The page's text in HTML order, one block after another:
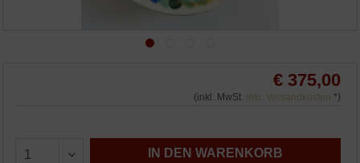
€ 375,00
(inkl. MwSt. inkl. Versandkosten *)
IN DEN WARENKORB